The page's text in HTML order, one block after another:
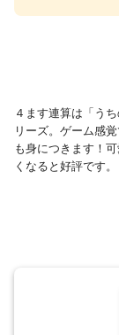
逆数／整数÷
●レベル2 ｜
整数と分数の
分母が同じ分
分母がちがう
分数と小数の
絶対値／正負
差が負の数
差が負の数
４ます連算は「う
リーズ。ゲーム感
も身につきます！
くなると好評です。